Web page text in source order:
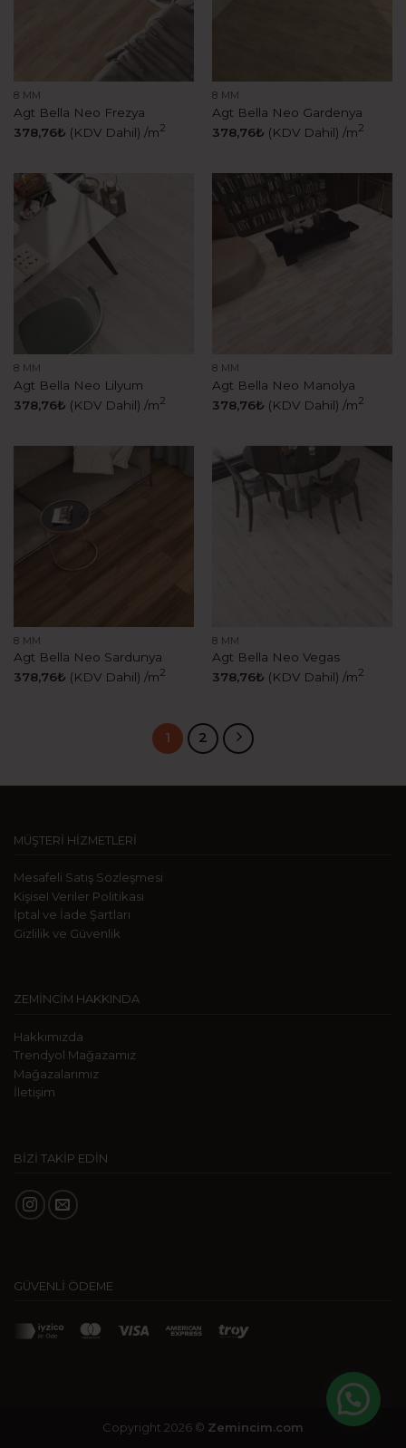
8 MM
Agt Bella Neo Frezya
378,76₺ (KDV Dahil) /m2
8 MM
Agt Bella Neo Gardenya
378,76₺ (KDV Dahil) /m2
8 MM
Agt Bella Neo Lilyum
378,76₺ (KDV Dahil) /m2
8 MM
Agt Bella Neo Manolya
378,76₺ (KDV Dahil) /m2
8 MM
Agt Bella Neo Sardunya
378,76₺ (KDV Dahil) /m2
8 MM
Agt Bella Neo Vegas
378,76₺ (KDV Dahil) /m2
1 2
MÜŞTERİ HİZMETLERİ
Mesafeli Satış Sözleşmesi
KişiseI Veriler Politikası
İptal ve İade Şartları
Gizlilik ve Güvenlik
ZEMİNCİM HAKKINDA
Hakkımızda
Trendyol Mağazamız
Mağazalarımız
İletişim
BİZİ TAKİP EDİN
GÜVENLİ ÖDEME
Copyright 2026 © Zemincim.com